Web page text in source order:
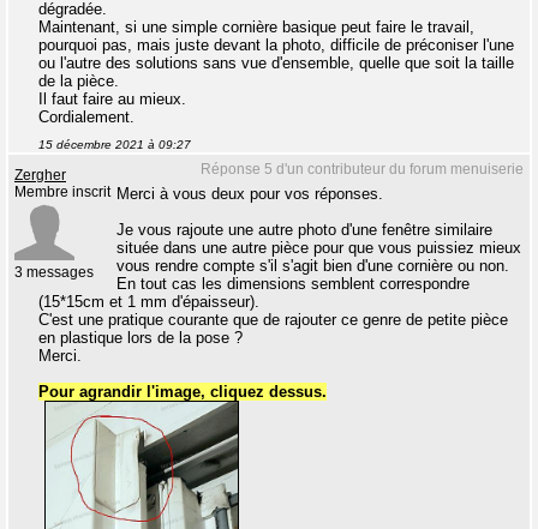
dégradée.
Maintenant, si une simple cornière basique peut faire le travail,
pourquoi pas, mais juste devant la photo, difficile de préconiser l'une
ou l'autre des solutions sans vue d'ensemble, quelle que soit la taille
de la pièce.
Il faut faire au mieux.
Cordialement.
15 décembre 2021 à 09:27
Réponse 5 d'un contributeur du forum menuiserie
Zergher
Membre inscrit
3 messages
Merci à vous deux pour vos réponses.
Je vous rajoute une autre photo d'une fenêtre similaire
située dans une autre pièce pour que vous puissiez mieux
vous rendre compte s'il s'agit bien d'une cornière ou non.
En tout cas les dimensions semblent correspondre
(15*15cm et 1 mm d'épaisseur).
C'est une pratique courante que de rajouter ce genre de petite pièce
en plastique lors de la pose ?
Merci.
Pour agrandir l'image, cliquez dessus.